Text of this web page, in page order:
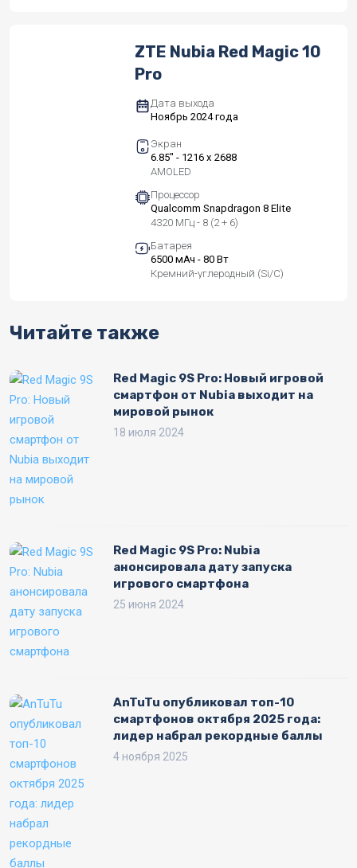
ZTE Nubia Red Magic 10
Pro
Дата выхода
Ноябрь 2024 года
Экран
6.85" - 1216 x 2688
AMOLED
Процессор
Qualcomm Snapdragon 8 Elite
4320 МГц - 8 (2 + 6)
Батарея
6500 мАч - 80 Вт
Кремний-углеродный (Si/C)
Читайте также
Red Magic 9S Pro: Новый игровой
смартфон от Nubia выходит на
мировой рынок
18 июля 2024
Red Magic 9S Pro: Nubia
анонсировала дату запуска
игрового смартфона
25 июня 2024
AnTuTu опубликовал топ-10
смартфонов октября 2025 года:
лидер набрал рекордные баллы
4 ноября 2025